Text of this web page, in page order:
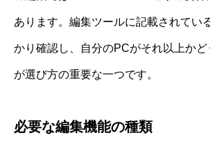
あります。編集ツールに記載されてい
かり確認し、自分のPCがそれ以上かど
が選び方の重要な一つです。
必要な編集機能の種類